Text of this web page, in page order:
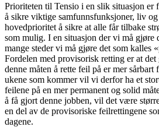
Prioriteten til Tensio i en slik situasjon er
å sikre viktige samfunnsfunksjoner, liv og
hovedprioritet å sikre at alle får tilbake
som mulig. I en situasjon der vi må gjøre
mange steder vi må gjøre det som kalles
Fordelen med provisorisk retting er at
denne måten å rette feil på er mer
ukene som kommer vil vi derfor ha et
feilene på en mer permanent og solid
å få gjort denne jobben, vil det være
en del av de provisoriske feilrettingene
dagene.